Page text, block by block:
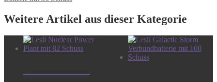
Weitere Artikel aus dieser Kategorie